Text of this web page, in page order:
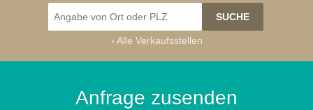
› Alle Verkaufsstellen
Anfrage zusenden